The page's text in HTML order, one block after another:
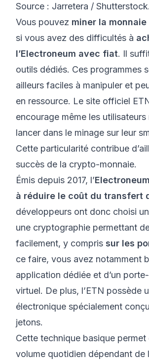
Source : Jarretera /
Vous pouvez miner la
si vous avez des difficultés à
l’Electroneum avec fiat. Il
outils dédiés. Ces programmes
ailleurs faciles à manipuler et
en ressource. Le site officiel
encourage même les
lancer dans le minage sur leur
Cette particularité contribue
succès de la crypto-monnaie.
Émis depuis 2017, l’
à réduire le coût du transfert
développeurs ont donc choisi
une cryptographie permettant
facilement, y compris sur les
ce faire, vous avez notamment
application dédiée et d’un
virtuel. De plus, l’ETN possède
électronique spécialement
jetons.
Cette technique basique permet
volume quotidien dépendant de